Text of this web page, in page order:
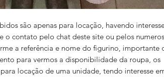
são apenas para locação, havendo
o contato pelo chat deste site ou pelos numeros
a referência e nome do figurino, importante
para vermos a disponibilidade da roupa, os
locação de uma unidade, tendo interesse